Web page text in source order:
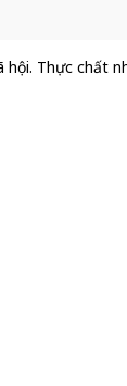
hội. Thực chất